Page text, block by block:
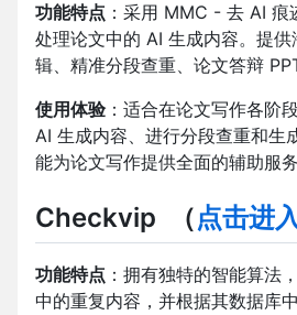
功能特点 ：采用 MMC - 去 AI
处理论文中的 AI 生成内容。提
辑、精准分段查重、论文答辩
使用体验：适合在论文写作各阶
AI 生成内容、进行分段查重和生
能为论文写作提供全面的辅助服务
Checkvip （点击进
功能特点 ：拥有独特的智能算法
中的重复内容，并根据其数据库